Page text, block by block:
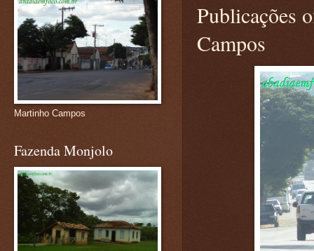
Publicações
Campos
Martinho Campos
Fazenda Monjolo